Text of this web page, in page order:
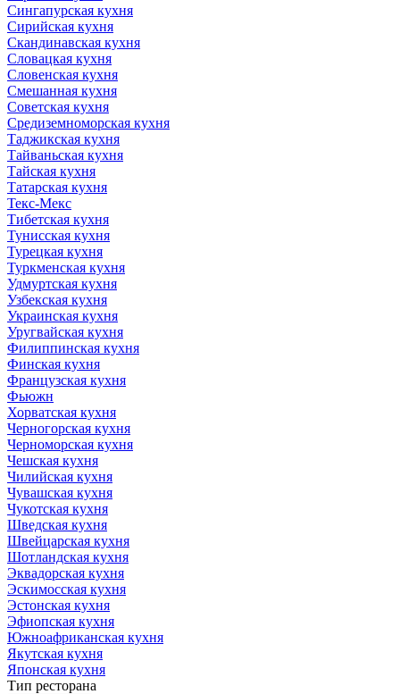
Сингапурская кухня
Сирийская кухня
Скандинавская кухня
Словацкая кухня
Словенская кухня
Смешанная кухня
Советская кухня
Средиземноморская кухня
Таджикская кухня
Тайваньская кухня
Тайская кухня
Татарская кухня
Текс-Мекс
Тибетская кухня
Тунисская кухня
Турецкая кухня
Туркменская кухня
Удмуртская кухня
Узбекская кухня
Украинская кухня
Уругвайская кухня
Филиппинская кухня
Финская кухня
Французская кухня
Фьюжн
Хорватская кухня
Черногорская кухня
Черноморская кухня
Чешская кухня
Чилийская кухня
Чувашская кухня
Чукотская кухня
Шведская кухня
Швейцарская кухня
Шотландская кухня
Эквадорская кухня
Эскимосская кухня
Эстонская кухня
Эфиопская кухня
Южноафриканская кухня
Якутская кухня
Японская кухня
Тип ресторана